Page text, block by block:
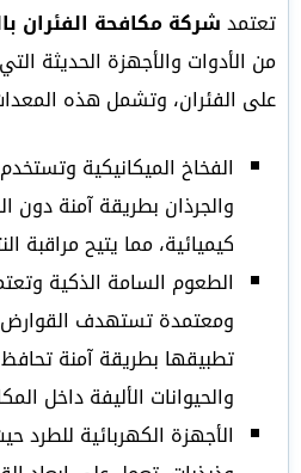
تعتمدشركة مكافحة الفئران
من الأدوات والأجهزة الحديثة
على الفئران، وتشمل هذه
الفخاخ الميكانيكية
والجرذان بطريقة آمنة دون
كيميائية، مما يتيح مراقبة
الطعوم السامة الذكية
ومعتمدة تستهدف القوارض
تطبيقها بطريقة آمنة
والحيوانات الأليفة داخل
الأجهزة الكهربائية للطرد